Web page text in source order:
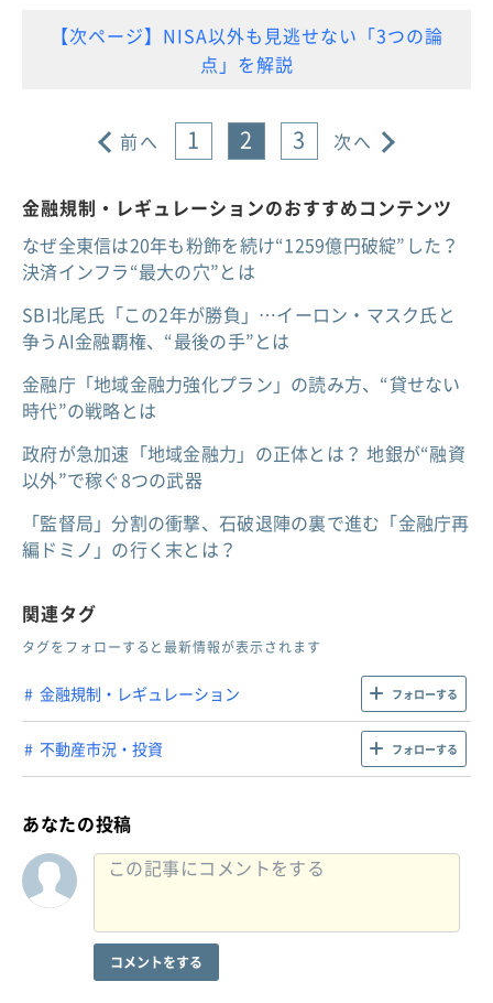
【次ページ】NISA以外も見逃せない「3つの論
点」を解説
前へ 1 2 3 次へ
金融規制・レギュレーションのおすすめコンテンツ
なぜ全東信は20年も粉飾を続け“1259億円破綻”した？
決済インフラ“最大の穴”とは
SBI北尾氏「この2年が勝負」…イーロン・マスク氏と
争うAI金融覇権、“最後の手”とは
金融庁「地域金融力強化プラン」の読み方、“貸せない
時代”の戦略とは
政府が急加速「地域金融力」の正体とは？ 地銀が“融資
以外”で稼ぐ8つの武器
「監督局」分割の衝撃、石破退陣の裏で進む「金融庁再
編ドミノ」の行く末とは？
関連タグ
タグをフォローすると最新情報が表示されます
金融規制・レギュレーション フォローする
不動産市況・投資 フォローする
あなたの投稿
コメントをする